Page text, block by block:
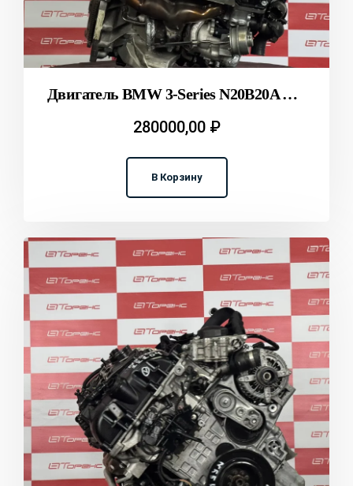
Двигатель BMW 3-Series N20B20A F30 T2312004
280000,00 ₽
В Корзину